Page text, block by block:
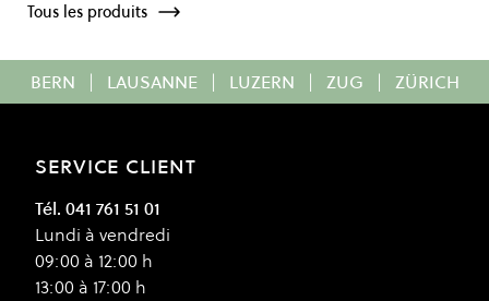
Tous les produits
BERN | LAUSANNE | LUZERN | ZUG | ZÜRICH
SERVICE CLIENT
Tél. 041 761 51 01
Lundi à vendredi
09:00 à 12:00 h
13:00 à 17:00 h